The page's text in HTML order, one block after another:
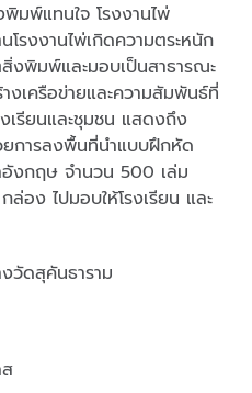
มพ์แทนใจ โรงงานไพ่
รงงานไพ่เกิดความตระหนัก
งพิมพ์และมอบเป็นสาธารณะ
งเครือข่ายและความสัมพันธ์ที่
เรียนและชุมชน แสดงถึง
การลงพื้นที่นำแบบฝึกหัด
อังกฤษ จำนวน 500 เล่ม
อง ไปมอบให้โรงเรียน และ
วัดสุคันธาราม